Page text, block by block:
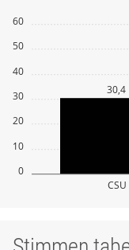
0
10
20
30
40
50
60
CSU
30,4